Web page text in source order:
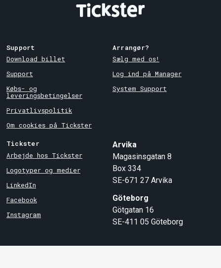
Om Tickster
Support
Download billet
Support
Købs- og
leveringsbetingelser
Privatlivspolitik
Om cookies på Tickster
Arrangør?
Sælg med os!
Log ind på Manager
System Support
Tickster
Arbejde hos Tickster
Logotyper og medier
LinkedIn
Facebook
Instagram
Arvika
Magasinsgatan 8
Box 334
SE-671 27 Arvika
Göteborg
Götgatan 16
SE-411 05 Göteborg